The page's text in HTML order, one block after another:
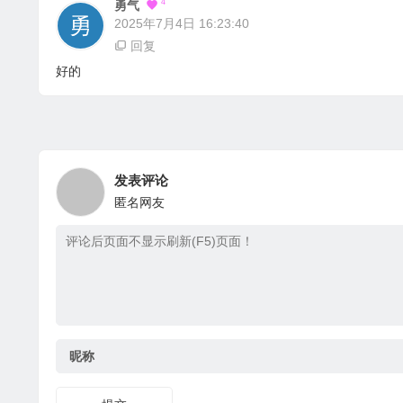
勇气
2025年7月4日 16:23:40
回复
好的
发表评论
匿名网友
昵称